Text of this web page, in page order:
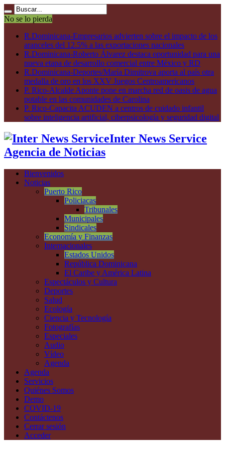
No se lo pierda
R.Dominicana-Empresarios advierten sobre el impacto de los
aranceles del 12.5% a las exportaciones nacionales
R.Dominicana-Roberto Álvarez destaca oportunidad para una
nueva etapa de desarrollo comercial entre México y RD
R.Dominicana-Deportes/María Dimitrova aporta al país otra
medalla de oro en los XXV Juegos Centroamericanos
P. Rico-Alcalde Aponte pone en marcha red de oasis de agua
potable en las comunidades de Carolina
P. Rico-Capacita ACUDEN a centros de cuidado infantil
sobre inteligencia artificial, ciberpsicología y seguridad digital
Inter News Service
Agencia de Noticias
Bienvenidos
Noticias
Puerto Rico
Policiacas
Tribunales
Municipales
Sindicales
Economía y Finanzas
Internacionales
Estados Unidos
República Dominicana
El Caribe y América Latina
Espectáculos y Cultura
Deportes
Salud
Ecología
Ciencia y Tecnología
Fotografías
Especiales
Audio
Vídeo
Agenda
Agenda
Servicios
Quiénes Somos
Demo
COVID-19
Contáctenos
Cerrar sesión
Acceder